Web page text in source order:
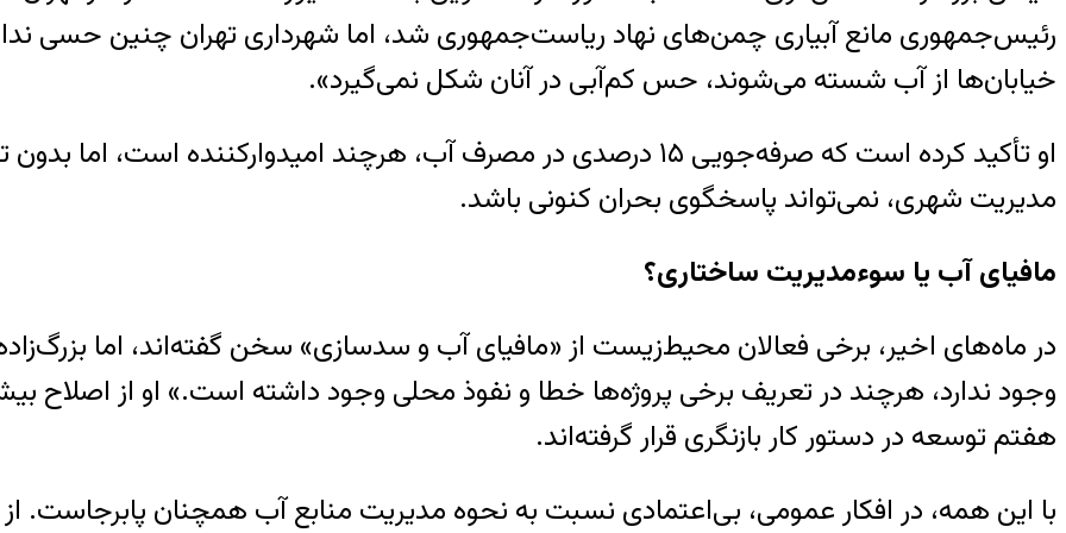
رئیس‌جمهوری مانع آبیاری چمن‌های نهاد ریاست‌جمهوری شد، اما شهرداری تهران چنین حسی
خیابان‌ها از آب شسته می‌شوند، حس کم‌آبی در آنان شکل نمی‌گیرد».
او تأکید کرده است که صرفه‌جویی ۱۵ درصدی در مصرف آب، هرچند
مدیریت شهری، نمی‌تواند پاسخگوی بحران کنونی باشد.
مافیای آب یا سوءمدیریت ساختاری؟
در ماه‌های اخیر، برخی فعالان محیط‌زیست از «مافیای آب و سدسازی» سخن گفته‌اند، اما
هفتم توسعه در دستور کار بازنگری قرار گرفته‌اند.
با این همه، در افکار عمومی، بی‌اعتمادی نسبت به نحوه مدیریت منابع آب همچنان